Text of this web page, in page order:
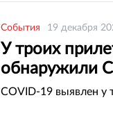
События 19 декабря
У троих
обнаружили
COVID-19 выявлен у